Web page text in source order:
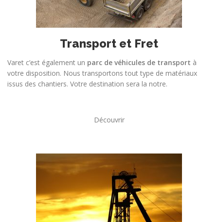
Transport et Fret
Varet c’est également un parc de véhicules de transport à
votre disposition. Nous transportons tout type de matériaux
issus des chantiers. Votre destination sera la notre.
Découvrir